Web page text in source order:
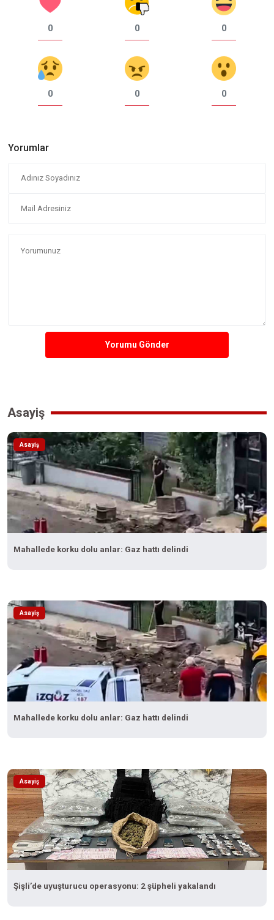
0 0 0
0 0 0
Yorumlar
Yorumu Gönder
Asayiş
Asayiş
Mahallede korku dolu anlar: Gaz hattı delindi
Asayiş
Mahallede korku dolu anlar: Gaz hattı delindi
Asayiş
Şişli’de uyuşturucu operasyonu: 2 şüpheli yakalandı